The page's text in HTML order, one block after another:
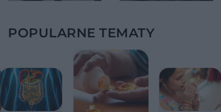
POPULARNE TEMATY